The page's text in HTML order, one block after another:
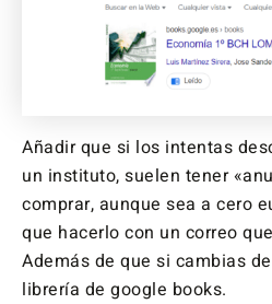
Añadir que si los intentas
un instituto, suelen tener
comprar, aunque sea a cero
que hacerlo con un correo
Además de que si cambias
librería de google books.